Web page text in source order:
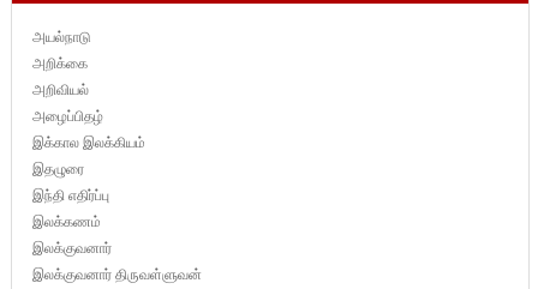
அயல்நாடு
அறிக்கை
அறிவியல்
அழைப்பிதழ்
இக்கால இலக்கியம்
இதழுரை
இந்தி எதிர்ப்பு
இலக்கணம்
இலக்குவனார்
இலக்குவனார் திருவள்ளுவன்